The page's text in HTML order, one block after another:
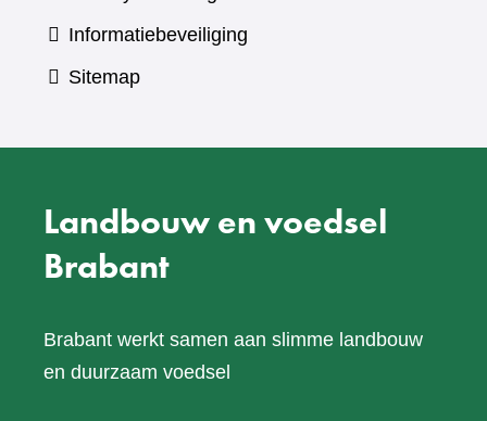
Informatiebeveiliging
Sitemap
Landbouw en voedsel
Brabant
Brabant werkt samen aan slimme landbouw
en duurzaam voedsel